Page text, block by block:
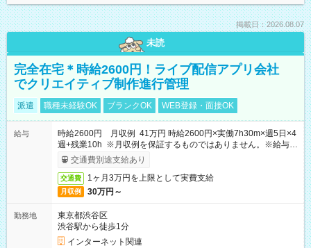
掲載日：2026.08.07
未読
完全在宅＊時給2600円！ライブ配信アプリ会社
でクリエイティブ制作進行管理
派遣 職種未経験OK ブランクOK WEB登録・面接OK
給与
時給2600円 月収例 41万円 時給2600円×実働7h30m×週5日×4
週+残業10h ※月収例を保証するものではありません。※給与即
受取りサービス利用可（利用条件有）
交通費別途支給あり
交通費 1ヶ月3万円を上限として実費支給
月収例 30万円～
勤務地
東京都渋谷区
渋谷駅から徒歩1分
インターネット関連